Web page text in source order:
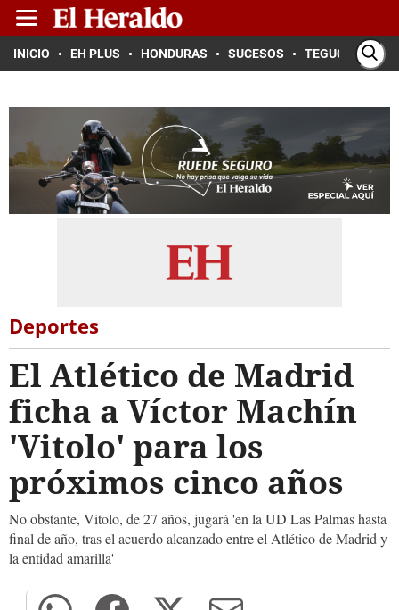
INICIO EH PLUS HONDURAS SUCESOS TEGUCIGALPA
Deportes
El Atlético de Madrid
ficha a Víctor Machín
'Vitolo' para los
próximos cinco años
No obstante, Vitolo, de 27 años, jugará 'en la UD Las Palmas hasta
final de año, tras el acuerdo alcanzado entre el Atlético de Madrid y
la entidad amarilla'